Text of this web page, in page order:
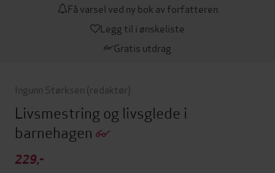
Få varsel ved ny bok av forfatteren
Legg til i ønskeliste
Gratis utdrag
Ingunn Størksen (redaktør)
Livsmestring og livsglede i
barnehagen
229,-